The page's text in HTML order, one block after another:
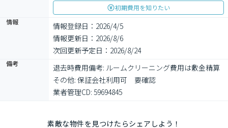
初期費用を知りたい
情報
情報登録日：2026/4/5
情報更新日：2026/8/6
次回更新予定日：2026/8/24
備考
退去時費用備考: ルームクリーニング費用は敷金精算
その他: 保証会社利用可　要確認
業者管理CD: 59694845
素敵な物件を見つけたらシェアしよう！